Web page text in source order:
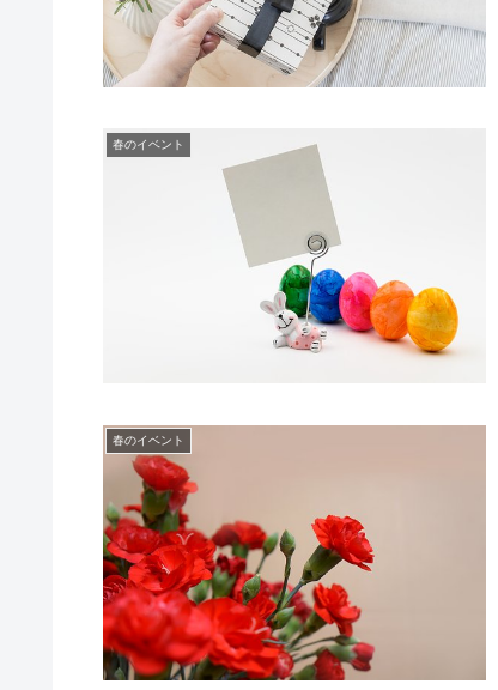
春のイベント
春のイベント